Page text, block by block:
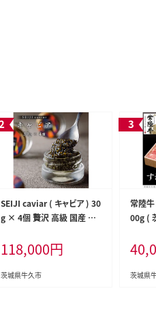
SEIJI caviar ( キャビア ) 30
g × 4個 贅沢 高級 国産 魚
VIAR 贈答用 ギフト 贈り物
記念日 冷凍
118,000円
茨城県牛久市
常陸牛
00g (
ギフト
お祝
ンド
茨城県